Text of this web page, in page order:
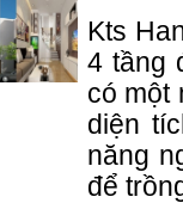
Kts
4 tầng
có một
diện
năng
để